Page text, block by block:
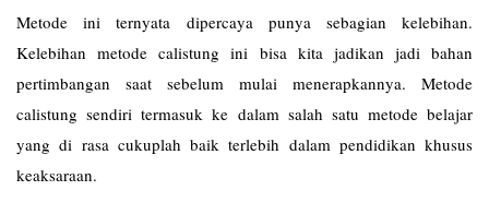
Metode ini ternyata dipercaya punya sebagian kelebihan.
Kelebihan metode calistung ini bisa kita jadikan jadi bahan
pertimbangan saat sebelum mulai menerapkannya. Metode
calistung sendiri termasuk ke dalam salah satu metode belajar
yang di rasa cukuplah baik terlebih dalam pendidikan khusus
keaksaraan.